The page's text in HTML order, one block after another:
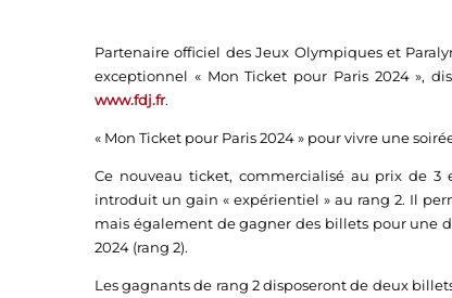
Partenaire officiel des Jeux Olympiques et
exceptionnel « Mon Ticket pour Paris 2024 »,
www.fdj.fr.
« Mon Ticket pour Paris 2024 » pour vivre une
Ce nouveau ticket, commercialisé au prix de
introduit un gain « expérientiel » au rang 2. Il
mais également de gagner des billets pour une
2024 (rang 2).
Les gagnants de rang 2 disposeront de deux